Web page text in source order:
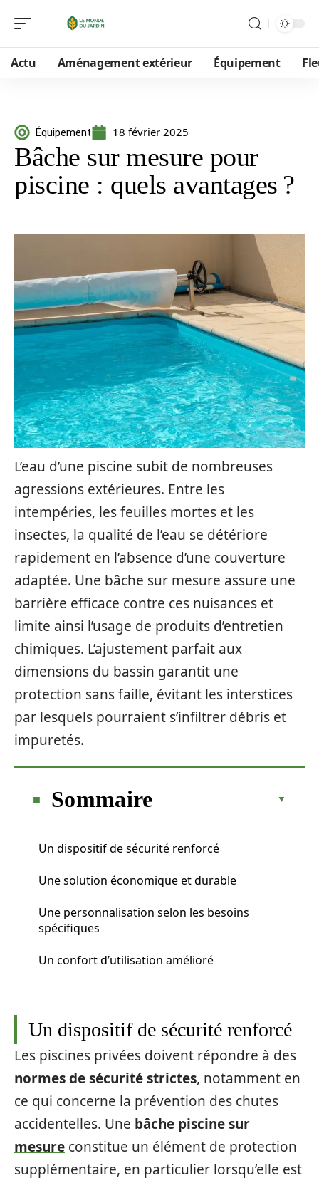
Actu Aménagement extérieur Équipement
Équipement 18 février 2025
Bâche sur mesure pour
piscine : quels avantages ?
L’eau d’une piscine subit de nombreuses
agressions extérieures. Entre les
intempéries, les feuilles mortes et les
insectes, la qualité de l’eau se détériore
rapidement en l’absence d’une couverture
adaptée. Une bâche sur mesure assure une
barrière efficace contre ces nuisances et
limite ainsi l’usage de produits d’entretien
chimiques. L’ajustement parfait aux
dimensions du bassin garantit une
protection sans faille, évitant les interstices
par lesquels pourraient s’infiltrer débris et
impuretés.
Sommaire
Un dispositif de sécurité renforcé
Une solution économique et durable
Une personnalisation selon les besoins
spécifiques
Un confort d’utilisation amélioré
Un dispositif de sécurité renforcé
Les piscines privées doivent répondre à des
normes de sécurité strictes, notamment en
ce qui concerne la prévention des chutes
accidentelles. Une bâche piscine sur
mesure constitue un élément de protection
supplémentaire, en particulier lorsqu’elle est